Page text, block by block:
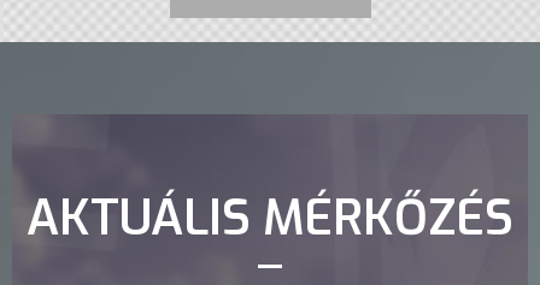
AKTUÁLIS MÉRKŐZÉS